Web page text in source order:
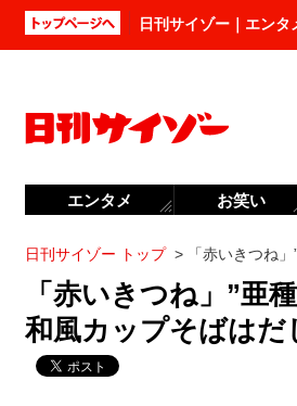
日刊サイゾー｜エン
日刊サイゾー トップ > 「赤いきつね
「赤いきつね」”亜
和風カップそばはだ
エンタメ お笑い